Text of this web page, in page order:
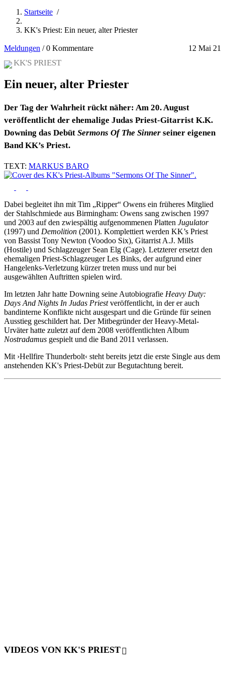
Startseite /
KK's Priest: Ein neuer, alter Priester
Meldungen 12 Mai 21
/0 Kommentare
KK'S PRIEST
Ein neuer, alter Priester
Der Tag der Wahrheit rückt näher: Am 20. August
veröffentlicht der ehemalige Judas Priest-Gitarrist K.K.
Downing das Debüt Sermons Of The Sinner seiner eigenen
Band KK’s Priest.
TEXT: MARKUS BARO
Dabei begleitet ihn mit Tim „Ripper“ Owens ein früheres Mitglied
der Stahlschmiede aus Birmingham: Owens sang zwischen 1997
und 2003 auf den zwiespältig aufgenommenen Platten Jugulator
(1997) und Demolition (2001). Komplettiert werden KK’s Priest
von Bassist Tony Newton (Voodoo Six), Gitarrist A.J. Mills
(Hostile) und Schlagzeuger Sean Elg (Cage). Letzterer ersetzt den
ehemaligen Priest-Schlagzeuger Les Binks, der aufgrund einer
Hangelenks-Verletzung kürzer treten muss und nur bei
ausgewählten Auftritten spielen wird.
Im letzten Jahr hatte Downing seine Autobiografie Heavy Duty:
Days And Nights In Judas Priestveröffentlicht, in der er auch
bandinterne Konflikte nicht ausgespart und die Gründe für seinen
Ausstieg geschildert hat. Der Mitbegründer der Heavy-Metal-
Urväter hatte zuletzt auf dem 2008 veröffentlichten Album
Nostradamus gespielt und die Band 2011 verlassen.
Mit ›Hellfire Thunderbolt‹ steht bereits jetzt die erste Single aus dem
anstehenden KK's Priest-Debüt zur Begutachtung bereit.
VIDEOS VON KK'S PRIEST